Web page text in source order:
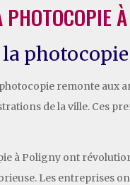
la
remonte aux
de la ville. Ces
à Poligny ont
Les entreprises